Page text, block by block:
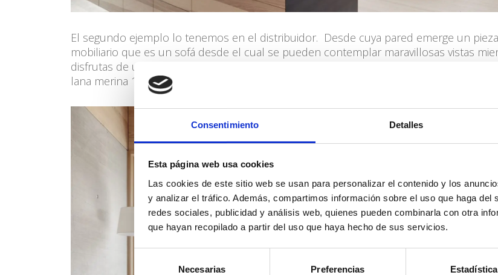
Consentimiento Detalles
Esta página web usa cookies
Las cookies de este sitio web se usan para personalizar el contenido y los
y analizar el tráfico. Además, compartimos información sobre el uso que haga del
redes sociales, publicidad y análisis web, quienes pueden combinarla con otra
que hayan recopilado a partir del uso que haya hecho de sus servicios.
Necesarias Preferencias Estadística
El segundo ejemplo lo tenemos en el distribuidor. Desde cuya pared emerge un
mobiliario que es un sofá desde el cual se pueden contemplar maravillosas vistas
disfrutas de un buen libro. Para el tapizado de los cojines hemos utilizado un fieltro de
lana merina 100% en sintonía con el resto de materiales naturales del proyecto.